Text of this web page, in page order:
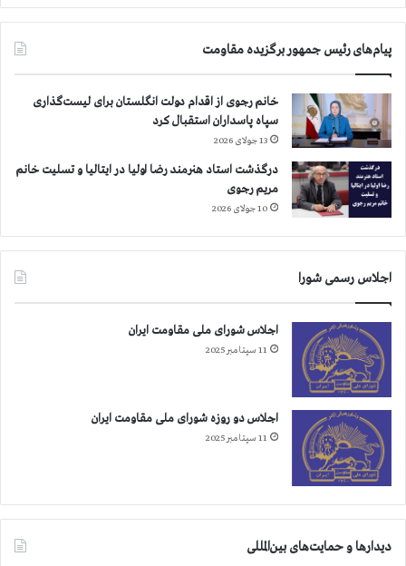
پیام‌های رئیس جمهور برگزیده مقاومت
خانم رجوی از اقدام دولت انگلستان برای لیست‌گذاری
سپاه پاسداران استقبال کرد
13 جولای 2026
درگذشت استاد هنرمند رضا اولیا در ایتالیا و تسلیت خانم
مریم رجوی
10 جولای 2026
اجلاس رسمی شورا
اجلاس شورای ملی مقاومت ایران
11 سپتامبر 2025
اجلاس دو روزه شورای ملی مقاومت ایران
11 سپتامبر 2025
دیدارها و حمایت‌های بین‌المللی